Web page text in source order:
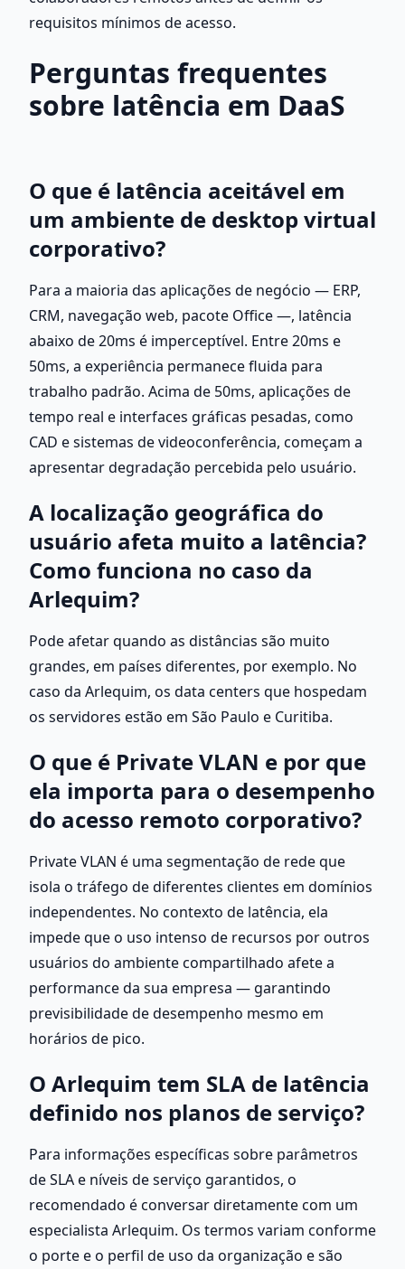
requisitos mínimos de acesso.
Perguntas frequentes
sobre latência em DaaS
O que é latência aceitável em
um ambiente de desktop virtual
corporativo?
Para a maioria das aplicações de negócio — ERP,
CRM, navegação web, pacote Office —, latência
abaixo de 20ms é imperceptível. Entre 20ms e
50ms, a experiência permanece fluida para
trabalho padrão. Acima de 50ms, aplicações de
tempo real e interfaces gráficas pesadas, como
CAD e sistemas de videoconferência, começam a
apresentar degradação percebida pelo usuário.
A localização geográfica do
usuário afeta muito a latência?
Como funciona no caso da
Arlequim?
Pode afetar quando as distâncias são muito
grandes, em países diferentes, por exemplo. No
caso da Arlequim, os data centers que hospedam
os servidores estão em São Paulo e Curitiba.
O que é Private VLAN e por que
ela importa para o desempenho
do acesso remoto corporativo?
Private VLAN é uma segmentação de rede que
isola o tráfego de diferentes clientes em domínios
independentes. No contexto de latência, ela
impede que o uso intenso de recursos por outros
usuários do ambiente compartilhado afete a
performance da sua empresa — garantindo
previsibilidade de desempenho mesmo em
horários de pico.
O Arlequim tem SLA de latência
definido nos planos de serviço?
Para informações específicas sobre parâmetros
de SLA e níveis de serviço garantidos, o
recomendado é conversar diretamente com um
especialista Arlequim. Os termos variam conforme
o porte e o perfil de uso da organização e são